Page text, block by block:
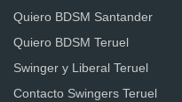
Quiero BDSM Santander
Quiero BDSM Teruel
Swinger y Liberal Teruel
Contacto Swingers Teruel